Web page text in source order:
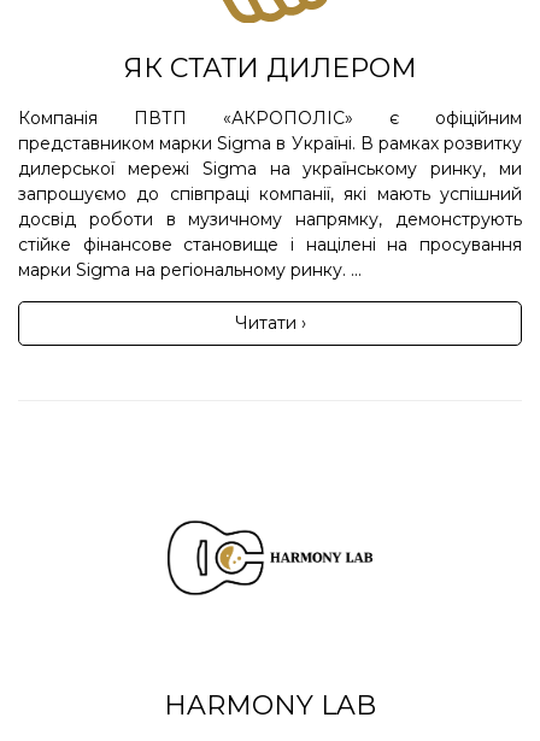
ЯК СТАТИ ДИЛЕРОМ
Компанія ПВТП «АКРОПОЛІС» є офіційним
представником марки Sigma в Україні. В рамках розвитку
дилерської мережі Sigma на українському ринку, ми
запрошуємо до співпраці компанії, які мають успішний
досвід роботи в музичному напрямку, демонструють
стійке фінансове становище і націлені на просування
марки Sigma на регіональному ринку. ...
Читати ›
HARMONY LAB